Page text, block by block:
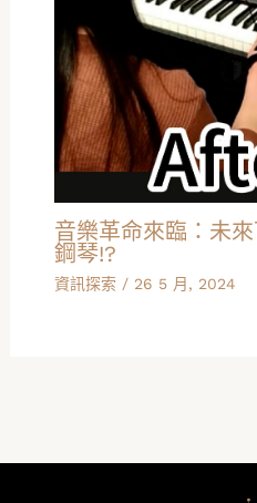
音樂革命來臨：未
鋼琴!?
資訊探索 / 26 5 月, 2024